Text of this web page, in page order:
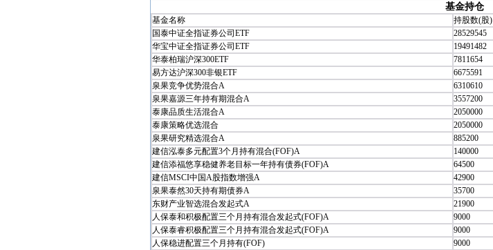
基金持仓
基金名称 持股数(股)
国泰中证全指证券公司ETF
28529545
华宝中证全指证券公司ETF
19491482
华泰柏瑞沪深300ETF
7811654
易方达沪深300非银ETF
6675591
泉果竞争优势混合A
6310610
泉果嘉源三年持有期混合A
3557200
泰康品质生活混合A
2050000
泰康策略优选混合
2050000
泉果研究精选混合A
885200
建信泓泰多元配置3个月持有混合(FOF)A
140000
建信添福悠享稳健养老目标一年持有债券(FOF)A
64500
建信MSCI中国A股指数增强A
42900
泉果泰然30天持有期债券A
35700
东财产业智选混合发起式A
21900
人保泰和积极配置三个月持有混合发起式(FOF)A
9000
人保泰睿积极配置三个月持有混合发起式(FOF)A
9000
人保稳进配置三个月持有(FOF)
9000